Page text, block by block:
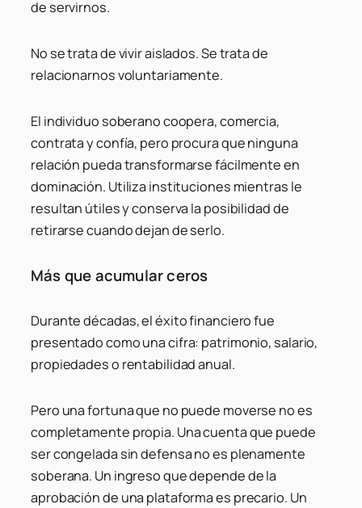
de servirnos.
No se trata de vivir aislados. Se trata de
relacionarnos voluntariamente.
El individuo soberano coopera, comercia,
contrata y confía, pero procura que ninguna
relación pueda transformarse fácilmente en
dominación. Utiliza instituciones mientras le
resultan útiles y conserva la posibilidad de
retirarse cuando dejan de serlo.
Más que acumular ceros
Durante décadas, el éxito financiero fue
presentado como una cifra: patrimonio, salario,
propiedades o rentabilidad anual.
Pero una fortuna que no puede moverse no es
completamente propia. Una cuenta que puede
ser congelada sin defensa no es plenamente
soberana. Un ingreso que depende de la
aprobación de una plataforma es precario. Un